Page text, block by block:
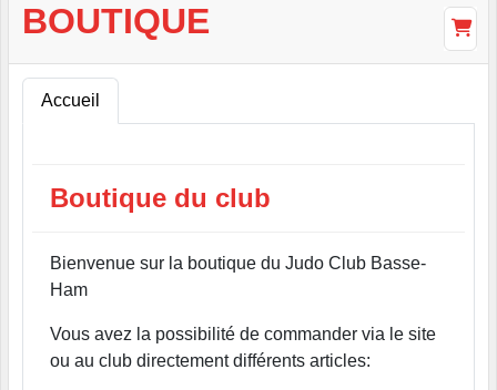
BOUTIQUE
Accueil
Boutique du club
Bienvenue sur la boutique du Judo Club Basse-
Ham
Vous avez la possibilité de commander via le site
ou au club directement différents articles: